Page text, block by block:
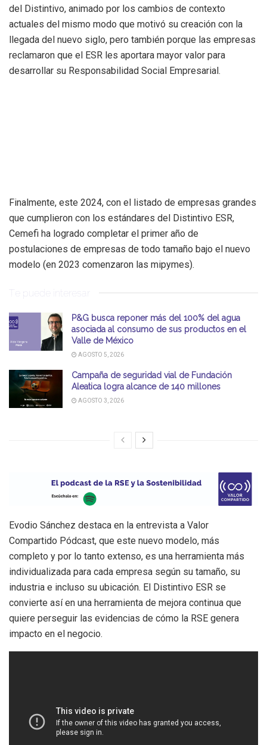
del Distintivo, animado por los cambios de contexto
actuales del mismo modo que motivó su creación con la
llegada del nuevo siglo, pero también porque las empresas
reclamaron que el ESR les aportara mayor valor para
desarrollar su Responsabilidad Social Empresarial.
Finalmente, este 2024, con el listado de empresas grandes
que cumplieron con los estándares del Distintivo ESR,
Cemefi ha logrado completar el primer año de
postulaciones de empresas de todo tamaño bajo el nuevo
modelo (en 2023 comenzaron las mipymes).
Te puede interesar
P&G busca reponer más del 100% del agua
asociada al consumo de sus productos en el
Valle de México
AGOSTO 5, 2026
Campaña de seguridad vial de Fundación
Aleatica logra alcance de 140 millones
AGOSTO 3, 2026
Evodio Sánchez destaca en la entrevista a Valor
Compartido Pódcast, que este nuevo modelo, más
completo y por lo tanto extenso, es una herramienta más
individualizada para cada empresa según su tamaño, su
industria e incluso su ubicación. El Distintivo ESR se
convierte así en una herramienta de mejora continua que
quiere perseguir las evidencias de cómo la RSE genera
impacto en el negocio.